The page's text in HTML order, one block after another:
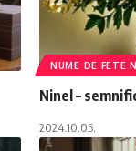
NUME DE FETE N
Ninel –
2024.10.05.